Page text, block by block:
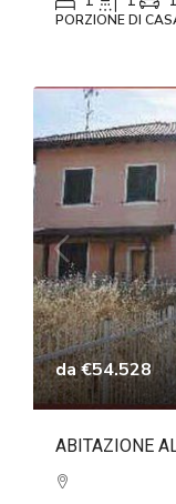
PORZIONE DI
da€54.528
ABITAZIONE